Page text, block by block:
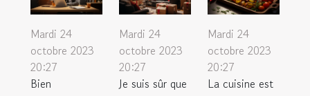
Mardi 24
octobre 2023
20:27
Bien
Mardi 24
octobre 2023
20:27
Je suis sûr que
Mardi 24
octobre 2023
20:27
La cuisine est